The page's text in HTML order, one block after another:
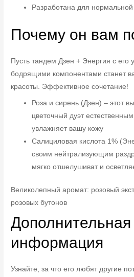
Разработана для
Почему он вам
Пусть тандем Дзен + Энергия с
бодрящими компонентами станет
красоты. Эффективное сочетание!
Роза и сирень (Дзен) – этот
цветочный дуэт
увлажняет вашу кожу
Салициловая кислота 1%
своим нейтрализующим
мягко отшелушиват и
Великолепный аромат: розовый
розовых бутонов
Дополнительная
информация
Узнайте, за что его любят другие